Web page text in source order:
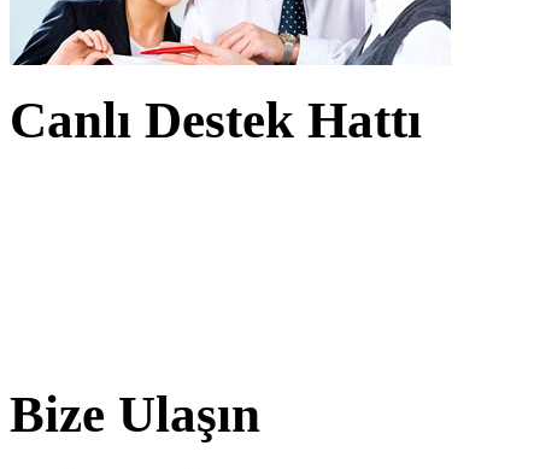
Canlı Destek Hattı
Bize Ulaşın